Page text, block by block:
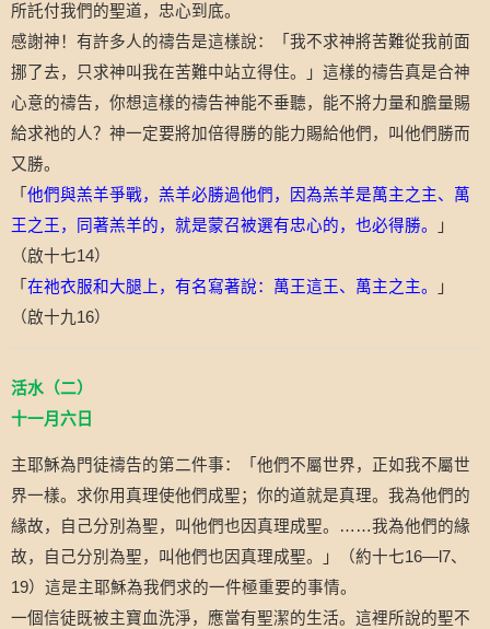
所託付我們的聖道，忠心到底。
感謝神！有許多人的禱告是這樣說：「我不求神將苦難從我前面
挪了去，只求神叫我在苦難中站立得住。」這樣的禱告真是合神
心意的禱告，你想這樣的禱告神能不垂聽，能不將力量和膽量賜
給求祂的人？神一定要將加倍得勝的能力賜給他們，叫他們勝而
又勝。
「 他們與羔羊爭戰，羔羊必勝過他們，因為羔羊是萬主之主、萬
王之王，同著羔羊的，就是蒙召被選有忠心的，也必得勝。
」
（啟十七14）
「 在祂衣服和大腿上，有名寫著說：萬王這王、萬主之主。
」
（啟十九16）
活水（二）
十一月 六 日
主耶穌為門徒禱告的第二件事： 「 他們不屬世界，正如我不屬世
界一樣。求你用真理使他們成聖；你的道就是真理。我為他們的
緣故，自己分別為聖，叫他們也因真理成聖。
……我為他們的緣
故，自己分別為聖，叫他們也因真理成聖。
」 （約十七16—l7、
19） 這是主耶穌為我們求的一件極重要的事情。
一個信徒既被主寶血洗淨，應當有聖潔的生活。這裡所說的聖不